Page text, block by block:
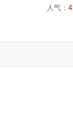
人气：